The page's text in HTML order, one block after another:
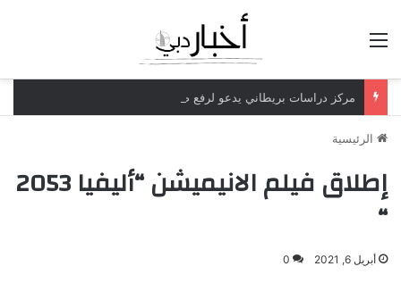
مركز دراسات بريطاني يدعو لرفع ضريبة الدخل إلى 52%
الرئيسية
إطلاق فيلم الانيميشن “أليفيا 2053
“
أبريل 6, 2021 0